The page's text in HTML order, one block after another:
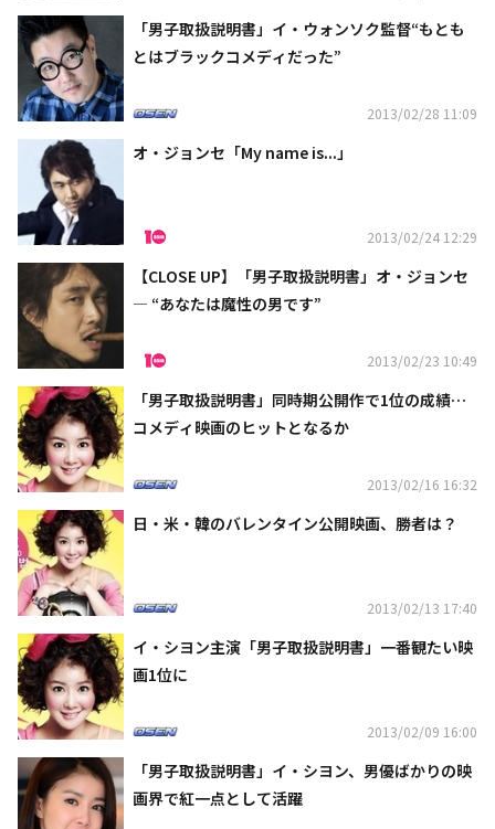
「男子取扱説明書」イ・ウォンソク監督“もとも
とはブラックコメディだった”
2013/02/28 11:09
オ・ジョンセ「My name is...」
2013/02/24 12:29
【CLOSE UP】「男子取扱説明書」オ・ジョンセ
― “あなたは魔性の男です”
2013/02/23 10:49
「男子取扱説明書」同時期公開作で1位の成績…
コメディ映画のヒットとなるか
2013/02/16 16:32
日・米・韓のバレンタイン公開映画、勝者は？
2013/02/13 17:40
イ・シヨン主演「男子取扱説明書」一番観たい映
画1位に
2013/02/09 16:00
「男子取扱説明書」イ・シヨン、男優ばかりの映
画界で紅一点として活躍